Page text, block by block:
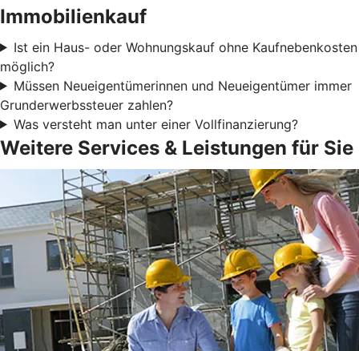
Immobilienkauf
Ist ein Haus- oder Wohnungskauf ohne Kaufnebenkosten
möglich?
Müssen Neueigentümerinnen und Neueigentümer immer
Grunderwerbssteuer zahlen?
Was versteht man unter einer Vollfinanzierung?
Weitere Services & Leistungen für Sie